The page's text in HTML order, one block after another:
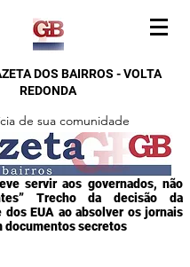
DOS BAIRROS - VOLTA
REDONDA
de sua comunidade
servir aos governados, não
Trecho da decisão da
dos EUA ao absolver os jornais
documentos secretos